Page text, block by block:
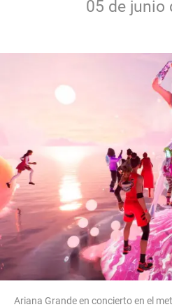
05 de junio
Ariana Grande en concierto en el